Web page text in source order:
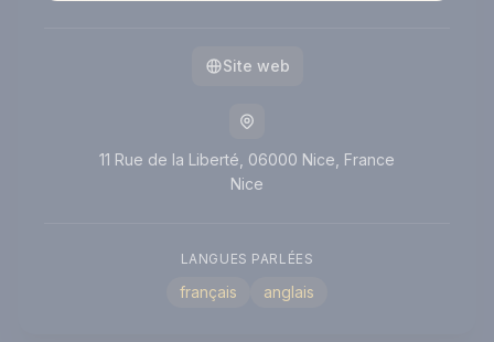
Site web
11 Rue de la Liberté, 06000 Nice, France
Nice
LANGUES PARLÉES
français anglais